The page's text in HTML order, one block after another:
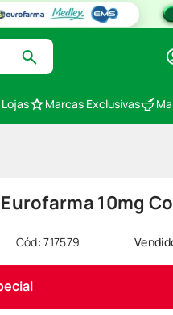
Marcas Exclusivas
10mg
Cód:717579